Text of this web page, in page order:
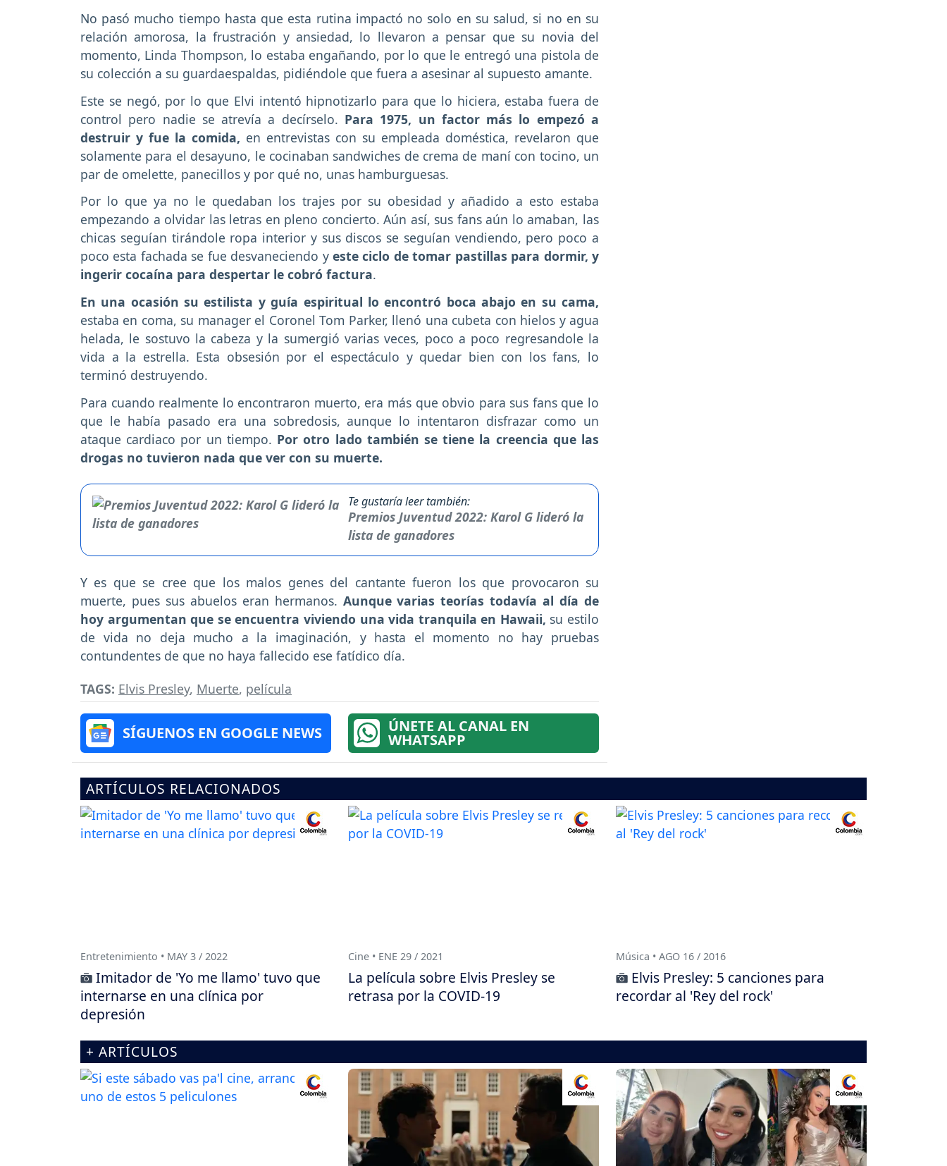
No pasó mucho tiempo hasta que esta rutina impactó no solo en su salud, si no en su
relación amorosa, la frustración y ansiedad, lo llevaron a pensar que su novia del
momento, Linda Thompson, lo estaba engañando, por lo que le entregó una pistola de
su colección a su guardaespaldas, pidiéndole que fuera a asesinar al supuesto amante.
Este se negó, por lo que Elvi intentó hipnotizarlo para que lo hiciera, estaba fuera de
control pero nadie se atrevía a decírselo. Para 1975, un factor más lo empezó a
destruir y fue la comida, en entrevistas con su empleada doméstica, revelaron que
solamente para el desayuno, le cocinaban sandwiches de crema de maní con tocino, un
par de omelette, panecillos y por qué no, unas hamburguesas.
Por lo que ya no le quedaban los trajes por su obesidad y añadido a esto estaba
empezando a olvidar las letras en pleno concierto. Aún así, sus fans aún lo amaban, las
chicas seguían tirándole ropa interior y sus discos se seguían vendiendo, pero poco a
poco esta fachada se fue desvaneciendo y este ciclo de tomar pastillas para dormir, y
ingerir cocaína para despertar le cobró factura.
En una ocasión su estilista y guía espiritual lo encontró boca abajo en su cama,
estaba en coma, su manager el Coronel Tom Parker, llenó una cubeta con hielos y agua
helada, le sostuvo la cabeza y la sumergió varias veces, poco a poco regresandole la
vida a la estrella. Esta obsesión por el espectáculo y quedar bien con los fans, lo
terminó destruyendo.
Para cuando realmente lo encontraron muerto, era más que obvio para sus fans que lo
que le había pasado era una sobredosis, aunque lo intentaron disfrazar como un
ataque cardiaco por un tiempo. Por otro lado también se tiene la creencia que las
drogas no tuvieron nada que ver con su muerte.
Te gustaría leer también:
Premios Juventud 2022: Karol G lideró la
lista de ganadores
Y es que se cree que los malos genes del cantante fueron los que provocaron su
muerte, pues sus abuelos eran hermanos. Aunque varias teorías todavía al día de
hoy argumentan que se encuentra viviendo una vida tranquila en Hawaii, su estilo
de vida no deja mucho a la imaginación, y hasta el momento no hay pruebas
contundentes de que no haya fallecido ese fatídico día.
TAGS: Elvis Presley, Muerte, película
SÍGUENOS EN GOOGLE NEWS ÚNETE AL CANAL EN
WHATSAPP
ARTÍCULOS RELACIONADOS
Entretenimiento • MAY 3 / 2022
Imitador de 'Yo me llamo' tuvo que
internarse en una clínica por
depresión
Cine • ENE 29 / 2021
La película sobre Elvis Presley se
retrasa por la COVID-19
Música • AGO 16 / 2016
Elvis Presley: 5 canciones para
recordar al 'Rey del rock'
+ ARTÍCULOS